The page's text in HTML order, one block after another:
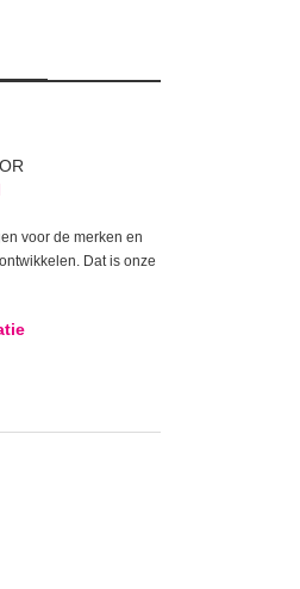
voor de merken en
Dat is onze